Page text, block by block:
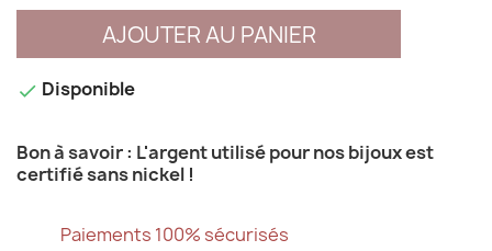
AJOUTER AU PANIER
 Disponible
Bon à savoir : L'argent utilisé pour nos bijoux est
certifié sans nickel !
Paiements 100% sécurisés